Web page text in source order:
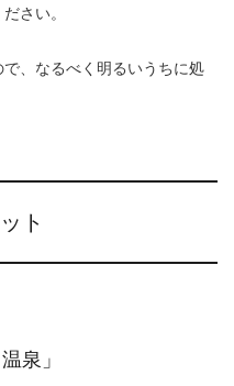
さい。
、なるべく明るいうちに処
ト
泉」